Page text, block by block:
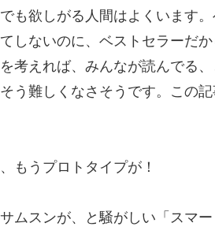
も欲しがる人間はよくいます
しないのに、ベストセラーだか
考えれば、みんなが読んでる
う難しくなさそうです。この
もうプロトタイプが！
ムスンが、と騒がしい「スマ